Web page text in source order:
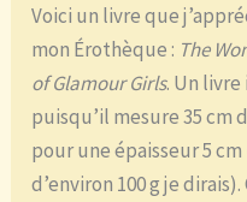
Voici un livre que
mon Érothèque : The
of Glamour Girls. Un
puisqu’il mesure 35 cm
pour une épaisseur 5
d’environ 100 g je